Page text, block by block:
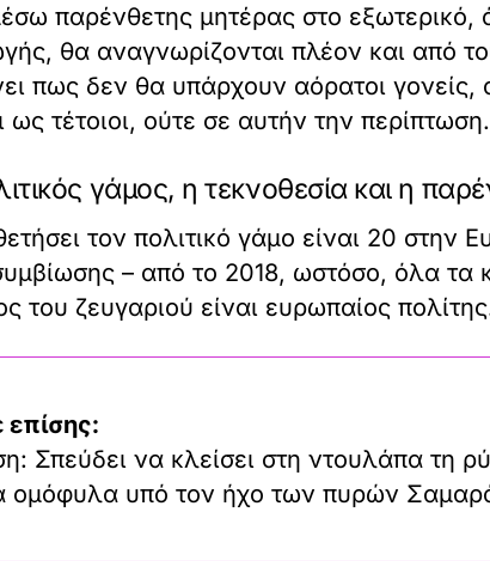
παρένθετης μητέρας στο εξωτερικό,
θα αναγνωρίζονται πλέον και από
πως δεν θα υπάρχουν αόρατοι γονείς,
τέτοιοι, ούτε σε αυτήν την περίπτωση.
γάμος, η τεκνοθεσία και η
τον πολιτικό γάμο είναι 20 στην
– από το 2018, ωστόσο, όλα τα
ζευγαριού είναι ευρωπαίος
επίσης:
Σπεύδει να κλείσει στη ντουλάπα τη
ομόφυλα υπό τον ήχο των πυρών